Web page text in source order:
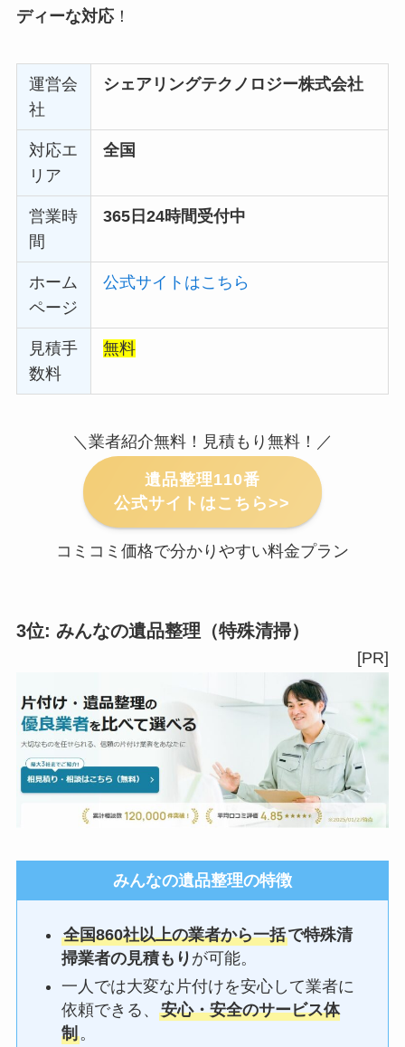
ディーな対応！
運営会
社
シェアリングテクノロジー株式会社
対応エ
リア
全国
営業時
間
365日24時間受付中
ホーム
ページ
公式サイトはこちら
見積手
数料
無料
＼業者紹介無料！見積もり無料！／
遺品整理110番
公式サイトはこちら>>
コミコミ価格で分かりやすい料金プラン
3位: みんなの遺品整理（特殊清掃）
[PR]
みんなの遺品整理の特徴
全国860社以上の業者から一括で特殊清
掃業者の見積もり が可能。
一人では大変な片付けを安心して業者に
依頼できる、安心・安全のサービス体
制。